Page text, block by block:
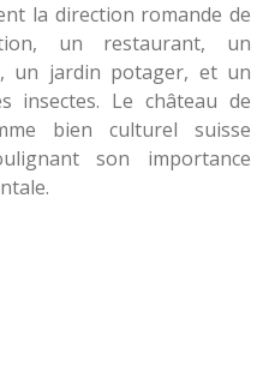
la direction romande de
un restaurant, un
un jardin potager, et un
insectes. Le château de
bien culturel suisse
son importance